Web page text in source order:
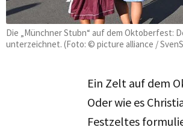
Die „Münchner Stubn“ auf dem Oktoberfest:
unterzeichnet. (Foto: © picture alliance /
Ein Zelt auf dem
Oder wie es
Festzeltes